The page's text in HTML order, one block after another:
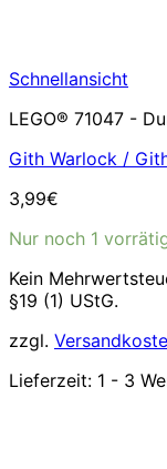
Schnellansicht
LEGO® 71047 -
Gith Warlock /
3,99€
Nur noch 1
Kein
§19 (1) UStG.
zzgl.
Lieferzeit: 1 - 3